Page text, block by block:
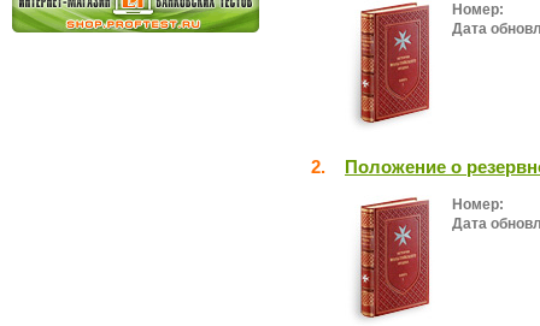
Номер:
Дата
2. Положение о
Номер:
Дата